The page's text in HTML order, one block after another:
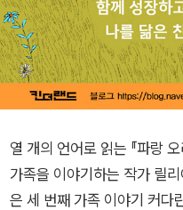
열 개의 언어로 읽는 『파랑 오리』 작가
가족을 이야기하는 작가 릴리
은 세 번째 가족 이야기 커다란 나무 아래 함께 사는 세 코알라로